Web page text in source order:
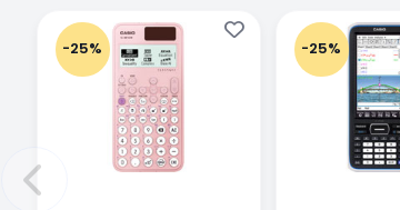
-25% -25%